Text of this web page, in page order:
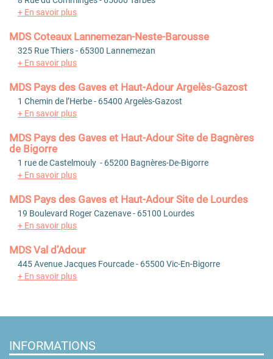
+ En savoir plus
MDS Coteaux Lannemezan-Neste-Barousse
325 Rue Thiers - 65300 Lannemezan
+ En savoir plus
MDS Pays des Gaves et Haut-Adour Argelès-Gazost
1 Chemin de l’Herbe - 65400 Argelès-Gazost
+ En savoir plus
MDS Pays des Gaves et Haut-Adour Site de Bagnères
de Bigorre
1 rue de Castelmouly - 65200 Bagnères-De-Bigorre
+ En savoir plus
MDS Pays des Gaves et Haut-Adour Site de Lourdes
19 Boulevard Roger Cazenave - 65100 Lourdes
+ En savoir plus
MDS Val d’Adour
445 Avenue Jacques Fourcade - 65500 Vic-En-Bigorre
+ En savoir plus
INFORMATIONS